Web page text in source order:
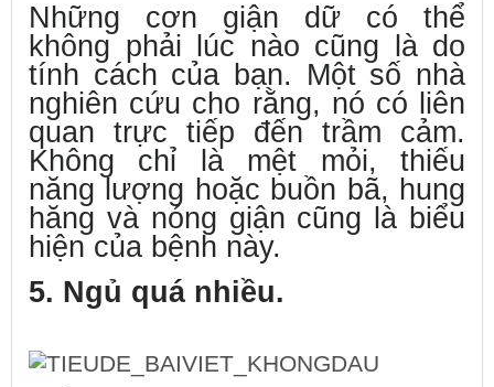
Những cơn giận dữ có thể
không phải lúc nào cũng là do
tính cách của bạn. Một số nhà
nghiên cứu cho rằng, nó có liên
quan trực tiếp đến trầm cảm.
Không chỉ là mệt mỏi, thiếu
năng lượng hoặc buồn bã, hung
hăng và nóng giận cũng là biểu
hiện của bệnh này.
5. Ngủ quá nhiều.